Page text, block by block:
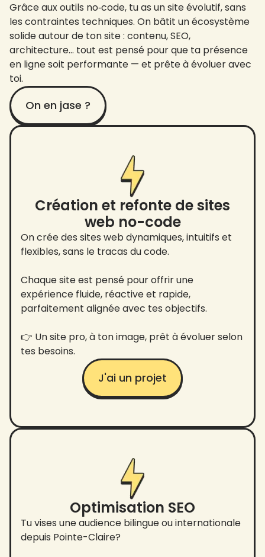
Grâce aux outils no‑code, tu as un site évolutif, sans
les contraintes techniques. On bâtit un écosystème
solide autour de ton site : contenu, SEO,
architecture… tout est pensé pour que ta présence
en ligne soit performante — et prête à évoluer avec
toi.
On en jase ?
Création et refonte de sites
web no-code
On crée des sites web dynamiques, intuitifs et
flexibles, sans le tracas du code.
Chaque site est pensé pour offrir une
expérience fluide, réactive et rapide,
parfaitement alignée avec tes objectifs.
👉 Un site pro, à ton image, prêt à évoluer selon
tes besoins.
J'ai un projet
Optimisation SEO
Tu vises une audience bilingue ou internationale
depuis Pointe-Claire?